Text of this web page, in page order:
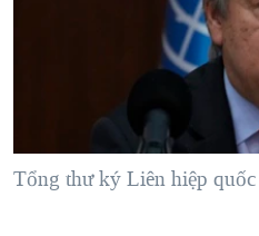
NGƯỜI VIỆT HẢI NGOẠI
SỨC KHOẺ
HÀNH TRÌNH BẦU CỬ 2024
MỘT NĂM CHIẾN TRANH
GIẢI MÃ VÀNH ĐAI & CON
Tổng thư ký Liên hiệp